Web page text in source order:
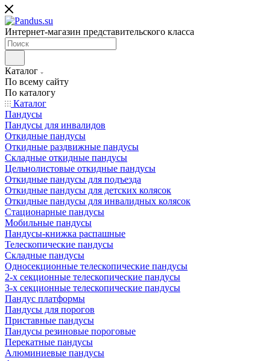
Интернет-магазин представительского класса
Каталог
По всему сайту
По каталогу
Каталог
Пандусы
Пандусы для инвалидов
Откидные пандусы
Откидные раздвижные пандусы
Складные откидные пандусы
Цельнолистовые откидные пандусы
Откидные пандусы для подъезда
Откидные пандусы для детских колясок
Откидные пандусы для инвалидных колясок
Стационарные пандусы
Мобильные пандусы
Пандусы-книжка распашные
Телескопические пандусы
Складные пандусы
Односекционные телескопические пандусы
2-х секционные телескопические пандусы
3-х секционные телескопические пандусы
Пандус платформы
Пандусы для порогов
Приставные пандусы
Пандусы резиновые пороговые
Перекатные пандусы
Алюминиевые пандусы